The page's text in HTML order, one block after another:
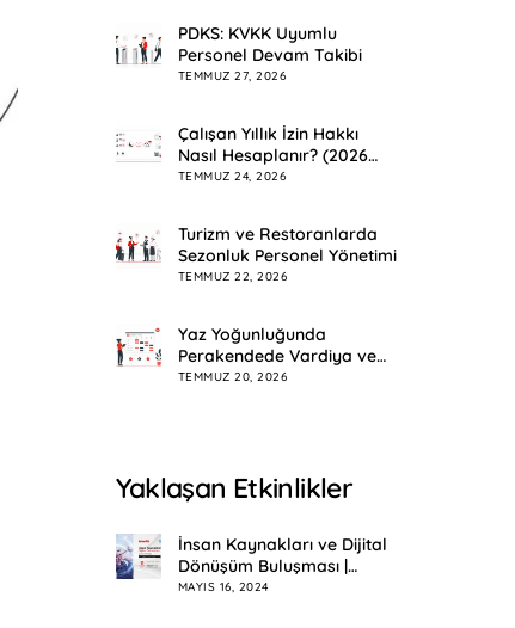
PDKS: KVKK Uyumlu
Personel Devam Takibi
TEMMUZ 27, 2026
Çalışan Yıllık İzin Hakkı
Nasıl Hesaplanır? (2026
Rehberi)
TEMMUZ 24, 2026
Turizm ve Restoranlarda
Sezonluk Personel Yönetimi
TEMMUZ 22, 2026
Yaz Yoğunluğunda
Perakendede Vardiya ve
Mesai Planlama
TEMMUZ 20, 2026
Yaklaşan Etkinlikler
İnsan Kaynakları ve Dijital
Dönüşüm Buluşması |
Eskişehir
MAYIS 16, 2024